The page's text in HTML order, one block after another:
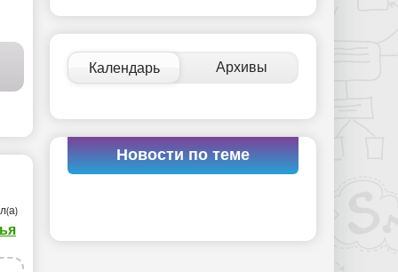
Календарь Архивы
Новости по теме